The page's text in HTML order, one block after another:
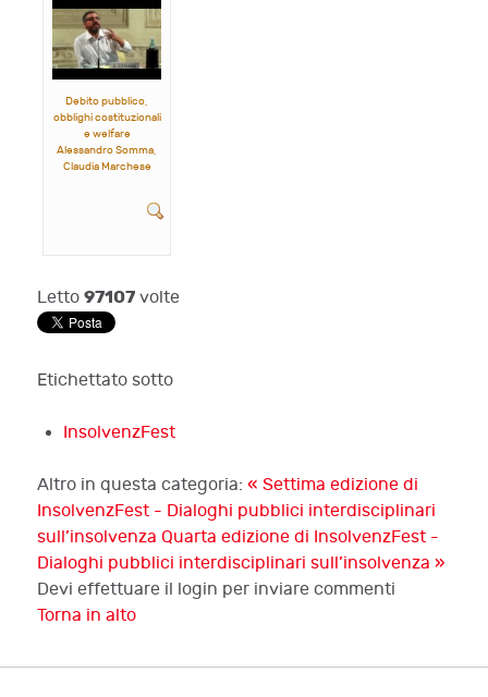
Debito pubblico,
obblighi costituzionali
e welfare
Alessandro Somma,
Claudia Marchese
Letto 97107 volte
Etichettato sotto
InsolvenzFest
Altro in questa categoria: « Settima edizione di
InsolvenzFest - Dialoghi pubblici interdisciplinari
sull’insolvenza Quarta edizione di InsolvenzFest -
Dialoghi pubblici interdisciplinari sull’insolvenza »
Devi effettuare il login per inviare commenti
Torna in alto